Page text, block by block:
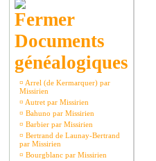
Documents
généalogiques
¤ Arrel (de Kermarquer) par
Missirien
¤ Autret par Missirien
¤ Bahuno par Missirien
¤ Barbier par Missirien
¤ Bertrand de Launay-Bertrand
par Missirien
¤ Bourgblanc par Missirien